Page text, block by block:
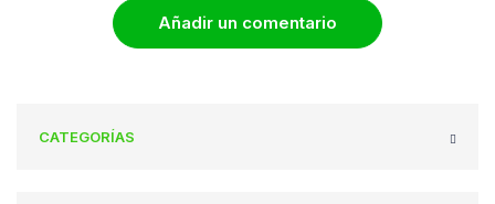
Añadir un comentario
CATEGORÍAS